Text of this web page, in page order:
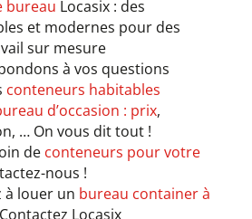
bureau Locasix : des
et modernes pour des
sur mesure
à vos questions
conteneurs habitables
d’occasion : prix,
… On vous dit tout !
de conteneurs pour votre
nous !
à louer un bureau container à
Locasix